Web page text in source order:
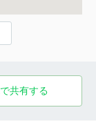
共有する